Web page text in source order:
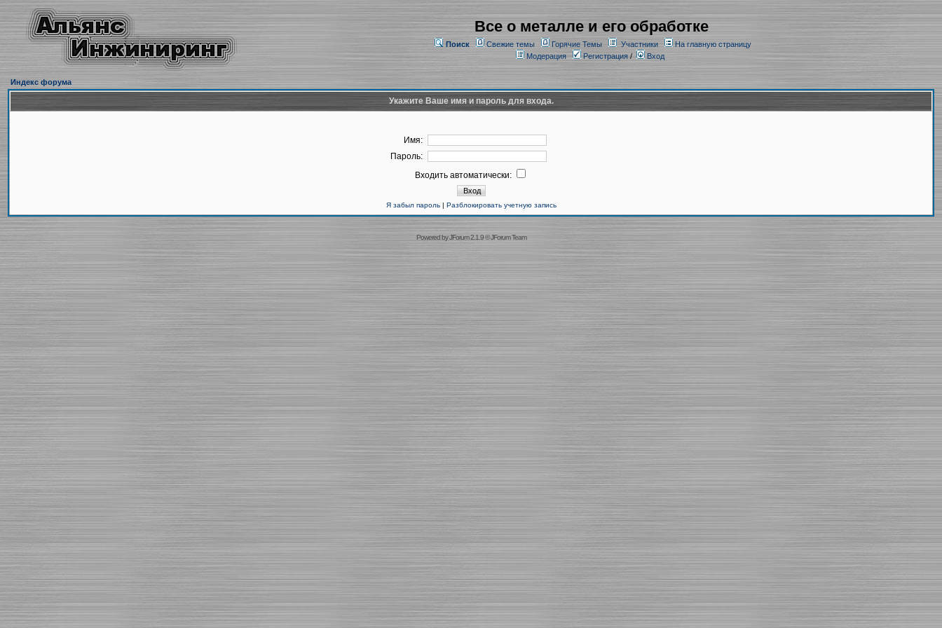
Все о металле и его обработке
Поиск Свежие темы Горячие Темы Участники
На главную страницу
Модерация
Регистрация/ Вход
Индекс форума
Укажите Ваше имя и пароль для входа.
Имя:
Пароль:
Входить автоматически:
Я забыл пароль| Разблокировать учетную запись
Powered byJForum 2.1.9©JForum Team